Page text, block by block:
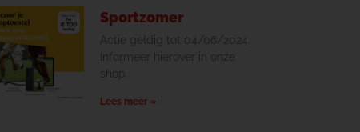
Sportzomer
Actie geldig tot 04/06/2024.
Informeer hierover in onze
shop.
Lees meer »